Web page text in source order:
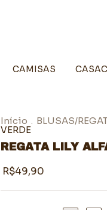
CAMISAS
Início . BLUSAS/
VERDE
REGATA LILY
R$49,90